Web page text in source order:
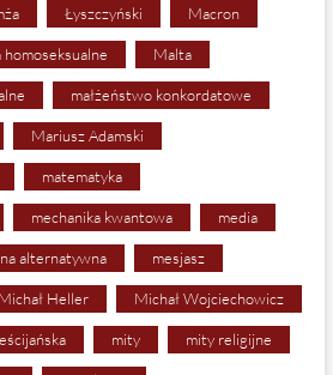
Łyszczyński Macron
homoseksualne Malta
małżeństwo konkordatowe
Mariusz Adamski
matematyka
mechanika kwantowa media
alternatywna mesjasz
Michał Heller Michał Wojciechowicz
mity mity religijne